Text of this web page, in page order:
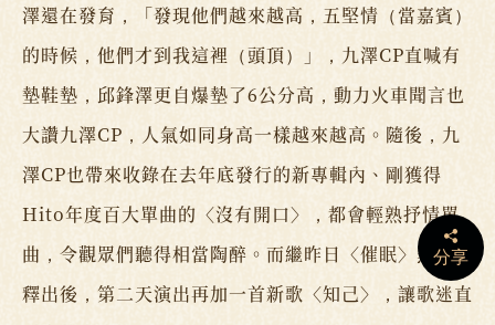
分享
澤還在發育，「發現他們越來越高，五堅情（當嘉賓）
的時候，他們才到我這裡（頭頂）」，九澤CP直喊有
墊鞋墊，邱鋒澤更自爆墊了6公分高，動力火車聞言也
大讚九澤CP，人氣如同身高一樣越來越高。隨後，九
澤CP也帶來收錄在去年底發行的新專輯內、剛獲得
Hito年度百大單曲的〈沒有開口〉，都會輕熟抒情單
曲，令觀眾們聽得相當陶醉。而繼昨日〈催眠〉無預警
釋出後，第二天演出再加一首新歌〈知己〉，讓歌迷直